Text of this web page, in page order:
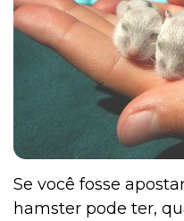
Se você fosse
hamster pode ter,